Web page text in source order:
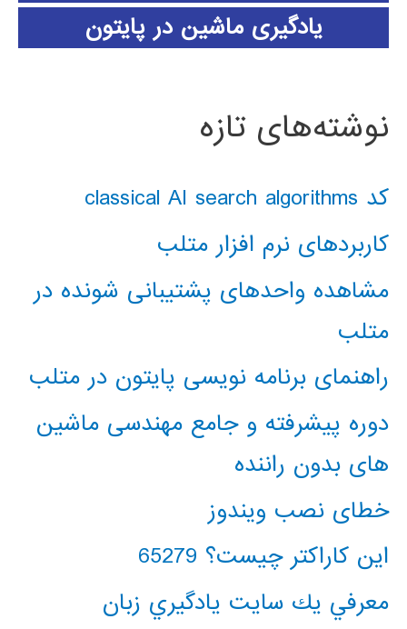
یادگیری ماشین در پایتون
نوشته‌های تازه
کد classical AI search algorithms
کاربردهای نرم افزار متلب
مشاهده واحدهای پشتیبانی شونده در
متلب
راهنمای برنامه نویسی پایتون در متلب
دوره پیشرفته و جامع مهندسی ماشین
های بدون راننده
خطای نصب ویندوز
این کاراکتر چیست؟ 65279
معرفي يك سايت يادگيري زبان